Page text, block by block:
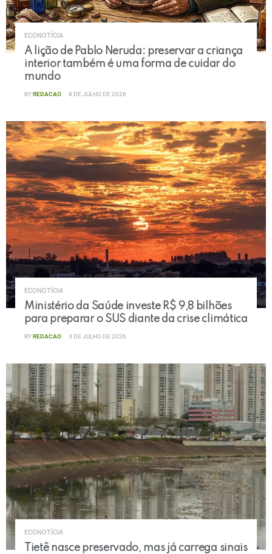
ECONOTÍCIA
A lição de Pablo Neruda: preservar a criança
interior também é uma forma de cuidar do
mundo
BY REDACAO 8 DE JULHO DE 2026
ECONOTÍCIA
Ministério da Saúde investe R$ 9,8 bilhões
para preparar o SUS diante da crise climática
BYREDACAO 3 DE JULHO DE 2026
ECONOTÍCIA
Tietê nasce preservado, mas já carrega sinais